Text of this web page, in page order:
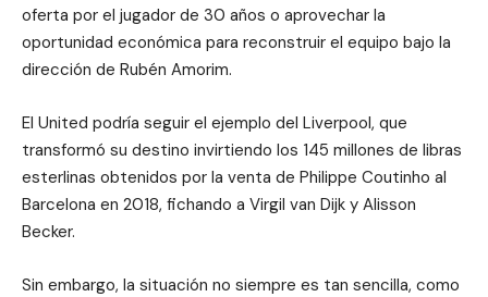
oferta por el jugador de 30 años o aprovechar la
oportunidad económica para reconstruir el equipo bajo la
dirección de Rubén Amorim.
El United podría seguir el ejemplo del Liverpool, que
transformó su destino invirtiendo los 145 millones de libras
esterlinas obtenidos por la venta de Philippe Coutinho al
Barcelona en 2018, fichando a Virgil van Dijk y Alisson
Becker.
Sin embargo, la situación no siempre es tan sencilla, como